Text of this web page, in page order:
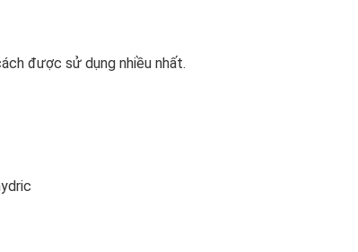
được sử dụng nhiều nhất.